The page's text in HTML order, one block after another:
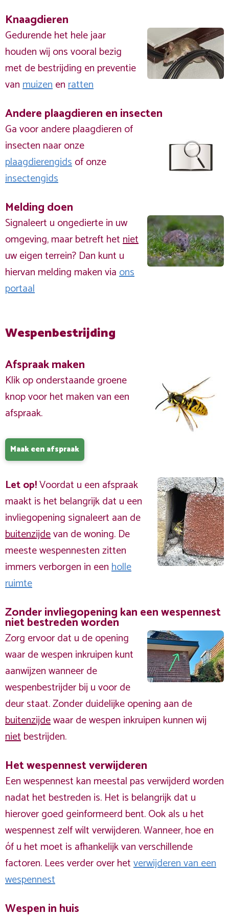
Knaagdieren
Gedurende het hele jaar
houden wij ons vooral bezig
met de bestrijding en preventie
vanmuizenenratten
Andere plaagdieren en insecten
Ga voor andere plaagdieren of
insecten naar onze
plaagdierengidsof onze
insectengids
Melding doen
Signaleert u ongedierte in uw
omgeving, maar betreft hetniet
uw eigen terrein? Dan kunt u
hiervan melding maken viaons
portaal
Wespenbestrijding
Afspraak maken
Klik op onderstaande groene
knop voor het maken van een
afspraak.
Maak een afspraak
Let op!Voordat u een afspraak
maakt is het belangrijk dat u een
invliegopening signaleert aan de
buitenzijdevan de woning. De
meeste wespennesten zitten
immers verborgen in eenholle
ruimte
Zonder invliegopening kan een wespennest
niet bestreden worden
Zorg ervoor dat u de opening
waar de wespen inkruipen kunt
aanwijzen wanneer de
wespenbestrijder bij u voor de
deur staat. Zonder duidelijke opening aan de
buitenzijdewaar de wespen inkruipen kunnen wij
nietbestrijden.
Het wespennest verwijderen
Een wespennest kan meestal pas verwijderd worden
nadat het bestreden is. Het is belangrijk dat u
hierover goed geinformeerd bent. Ook als u het
wespennest zelf wilt verwijderen. Wanneer, hoe en
óf u het moet is afhankelijk van verschillende
factoren. Lees verder over hetverwijderen van een
wespennest
Wespen in huis